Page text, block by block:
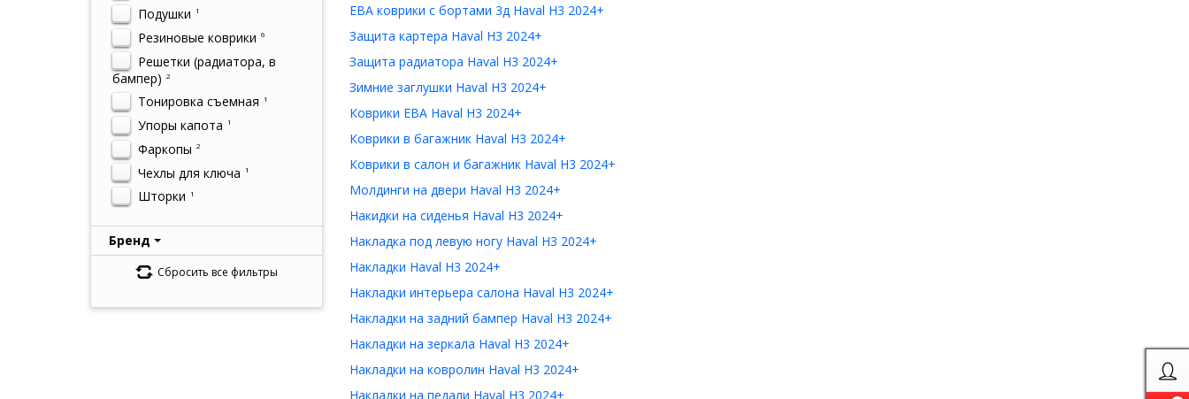
Подушки 1
Резиновые коврики 6
Решетки (радиатора, в
бампер) 2
Тонировка съемная 1
Упоры капота 1
Фаркопы 2
Чехлы для ключа 1
Шторки 1
Бренд
Сбросить все фильтры
ЕВА коврики с бортами 3д Haval H3 2024+
Защита картера Haval H3 2024+
Защита радиатора Haval H3 2024+
Зимние заглушки Haval H3 2024+
Коврики ЕВА Haval H3 2024+
Коврики в багажник Haval H3 2024+
Коврики в салон и багажник Haval H3 2024+
Молдинги на двери Haval H3 2024+
Накидки на сиденья Haval H3 2024+
Накладка под левую ногу Haval H3 2024+
Накладки Haval H3 2024+
Накладки интерьера салона Haval H3 2024+
Накладки на задний бампер Haval H3 2024+
Накладки на зеркала Haval H3 2024+
Накладки на ковролин Haval H3 2024+
Накладки на педали Haval H3 2024+